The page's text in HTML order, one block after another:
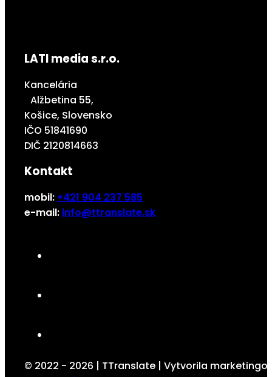
LATI media s.r.o.
Kancelária
Alžbetina 55,
Košice, Slovensko
IČO 51841690
DIČ 2120814663
Kontakt
mobil: +421 904 237 585
e-mail: info@ttranslate.sk
© 2022 - 2026 | TTranslate | Vytvorila